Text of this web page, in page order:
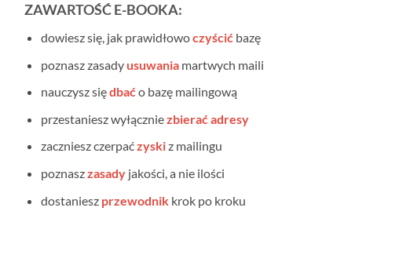
ZAWARTOŚĆ E-BOOKA:
dowiesz się, jak prawidłowoczyścić bazę
poznasz zasady usuwania martwych maili
nauczysz siędbaćo bazę mailingową
przestaniesz wyłączniezbierać adresy
zaczniesz czerpaćzyskiz mailingu
poznaszzasady jakości, a nie ilości
dostaniesz przewodnik krok po kroku